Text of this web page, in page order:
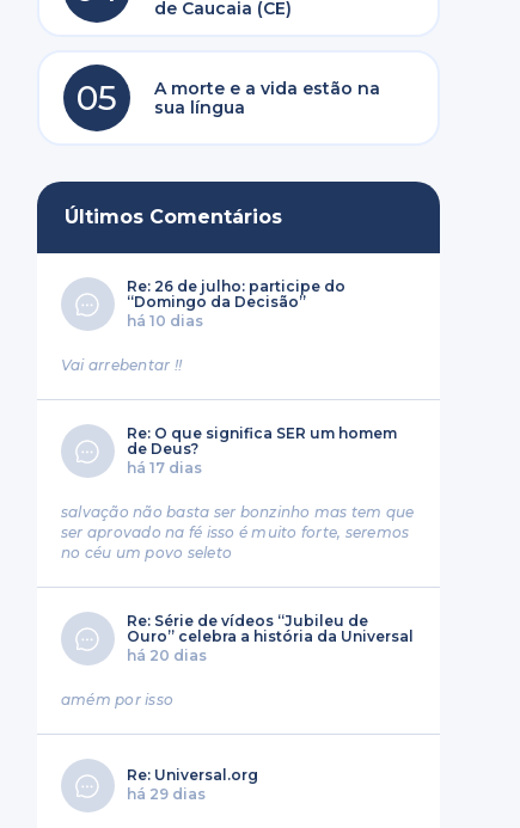
de Caucaia (CE)
05
A morte e a vida estão na
sua língua
Últimos Comentários
Re: 26 de julho: participe do
“Domingo da Decisão”
há 10 dias
Vai arrebentar !!
Re: O que significa SER um homem
de Deus?
há 17 dias
salvação não basta ser bonzinho mas tem que
ser aprovado na fé isso é muito forte, seremos
no céu um povo seleto
Re: Série de vídeos “Jubileu de
Ouro” celebra a história da Universal
há 20 dias
amém por isso
Re: Universal.org
há 29 dias